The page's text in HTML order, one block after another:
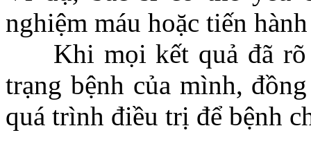
nghiệm máu hoặc tiến
Khi mọi kết quả đã rõ
trạng bệnh của mình,
quá trình điều trị để bệnh